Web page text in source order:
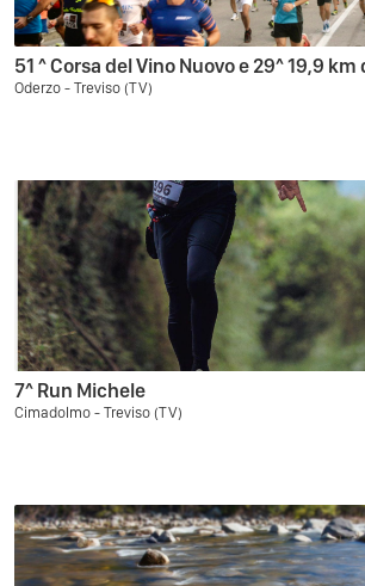
51 ^ Corsa del Vino Nuovo e 29^ 19,9
Oderzo - Treviso (TV)
7^ Run Michele
Cimadolmo - Treviso (TV)